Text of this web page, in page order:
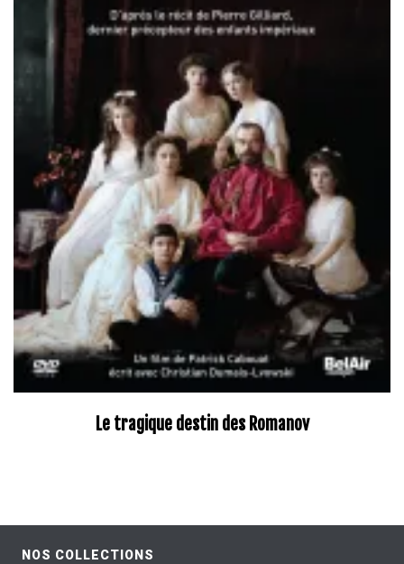
Le tragique destin des Romanov
NOS COLLECTIONS